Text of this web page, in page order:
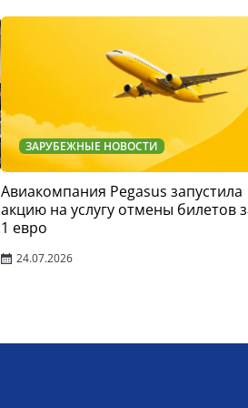
ЗАРУБЕЖНЫЕ НОВОСТИ
Авиакомпания Pegasus запустила
акцию на услугу отмены билетов
1 евро
24.07.2026